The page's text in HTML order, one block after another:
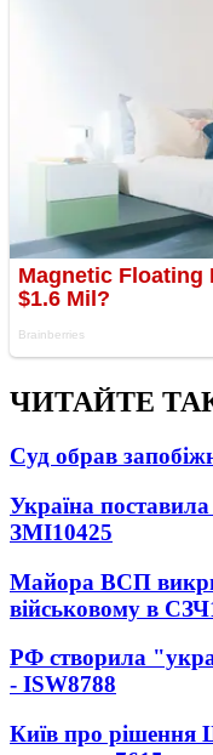
ЧИТАЙТЕ
Суд обрав
Україна
ЗМІ10425
Майора ВСП
військовому в СЗЧ
РФ створила
- ISW8788
Київ про рішення